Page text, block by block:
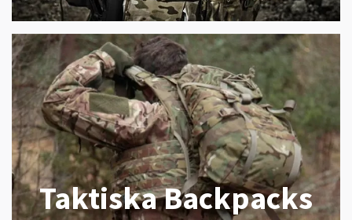
Taktiska Backpacks